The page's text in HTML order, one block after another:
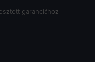
garanciához